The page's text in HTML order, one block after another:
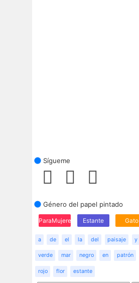
Sígueme
Género del papel pintado
ParaMujeres Estante Gato
a de el la del paisaje y
verde mar negro en patrón
rojo flor estante